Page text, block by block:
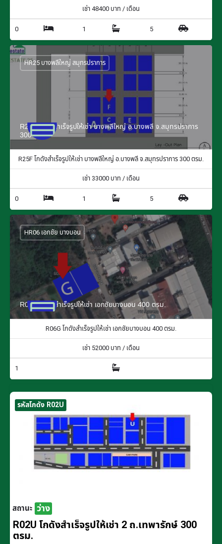
เช่า48400 บาท / เดือน
0 1 5
R25F โกดังสำเร็จรูปให้เช่า บางพลีใหญ่ อ.บางพลี จ.สมุทรปราการ
300 ตรม.
HR25 บางพลีใหญ่ สมุทรปราการ
R25F โกดังสำเร็จรูปให้เช่า บางพลีใหญ่ อ.บางพลี จ.สมุทรปราการ 300 ตรม.
เช่า 33000 บาท / เดือน
0 1 5
R06G โกดังสำเร็จรูปให้เช่า เอกชัยบางบอน 400 ตรม.
HR06 เอกชัย บางบอน
R06G โกดังสำเร็จรูปให้เช่า เอกชัยบางบอน 400 ตรม.
เช่า 52000 บาท / เดือน
1
รหัสโกดัง R02U
สถานะ ว่าง
R02U โกดังสำเร็จรูปให้เช่า 2 ถ.เทพารักษ์ 300
ตรม.